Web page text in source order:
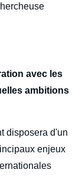
avec les
ambitions
disposera d'un
enjeux